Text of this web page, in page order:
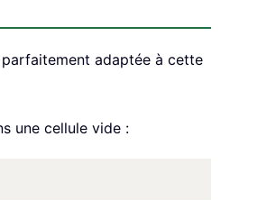
parfaitement adaptée à cette
une cellule vide :